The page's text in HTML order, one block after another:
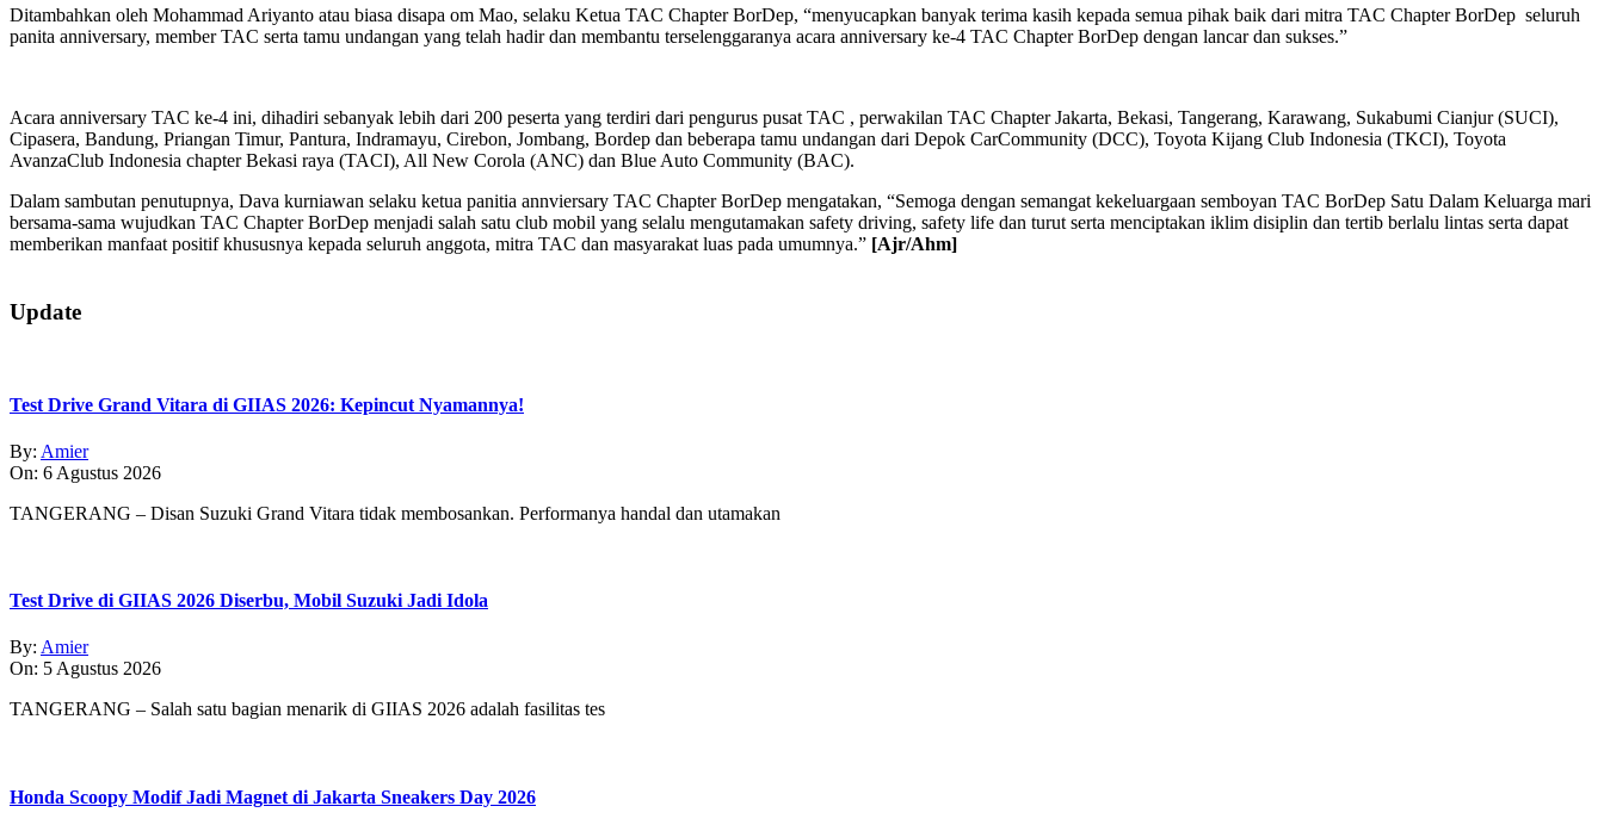
Ditambahkan oleh Mohammad Ariyanto atau biasa disapa om Mao, selaku Ketua TAC Chapter BorDep, “menyucapkan banyak terima kasih kepada semua pihak baik dari mitra TAC Chapter BorDep seluruh
panita anniversary, member TAC serta tamu undangan yang telah hadir dan membantu terselenggaranya acara anniversary ke-4 TAC Chapter BorDep dengan lancar dan sukses.”
Acara anniversary TAC ke-4 ini, dihadiri sebanyak lebih dari 200 peserta yang terdiri dari pengurus pusat TAC , perwakilan TAC Chapter Jakarta, Bekasi, Tangerang, Karawang, Sukabumi Cianjur (SUCI),
Cipasera, Bandung, Priangan Timur, Pantura, Indramayu, Cirebon, Jombang, Bordep dan beberapa tamu undangan dari Depok CarCommunity (DCC), Toyota Kijang Club Indonesia (TKCI), Toyota
AvanzaClub Indonesia chapter Bekasi raya (TACI), All New Corola (ANC) dan Blue Auto Community (BAC).
Dalam sambutan penutupnya, Dava kurniawan selaku ketua panitia annviersary TAC Chapter BorDep mengatakan, “Semoga dengan semangat kekeluargaan semboyan TAC BorDep Satu Dalam Keluarga mari
bersama-sama wujudkan TAC Chapter BorDep menjadi salah satu club mobil yang selalu mengutamakan safety driving, safety life dan turut serta menciptakan iklim disiplin dan tertib berlalu lintas serta dapat
memberikan manfaat positif khususnya kepada seluruh anggota, mitra TAC dan masyarakat luas pada umumnya.” [Ajr/Ahm]
07-
04
Update
Test Drive Grand Vitara di GIIAS 2026: Kepincut Nyamannya!
By: Amier
On: 6 Agustus 2026
TANGERANG – Disan Suzuki Grand Vitara tidak membosankan. Performanya handal dan utamakan
Test Drive di GIIAS 2026 Diserbu, Mobil Suzuki Jadi Idola
By: Amier
On: 5 Agustus 2026
TANGERANG – Salah satu bagian menarik di GIIAS 2026 adalah fasilitas tes
Honda Scoopy Modif Jadi Magnet di Jakarta Sneakers Day 2026